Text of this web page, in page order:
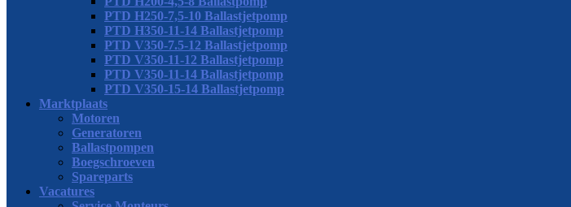
PTD V350-11-12 Ballastjetpomp
PTD V350-11-14 Ballastjetpomp
PTD V350-15-14 Ballastjetpomp
Marktplaats
Motoren
Generatoren
Ballastpompen
Boegschroeven
Spareparts
Vacatures
Service Monteurs
Service Monteur MAN
Service Monteur Boegschroeven